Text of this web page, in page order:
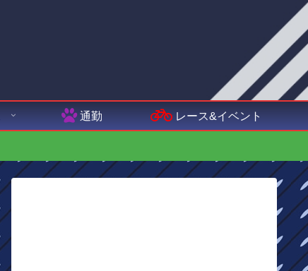
通勤 レース&イベント